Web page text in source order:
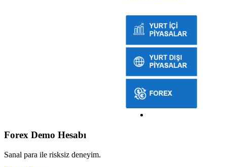
Forex Demo Hesabı
Sanal para ile risksiz deneyim.